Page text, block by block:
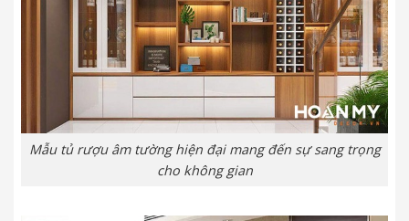
Mẫu tủ rượu âm tường hiện đại mang đến sự sang trọng
cho không gian